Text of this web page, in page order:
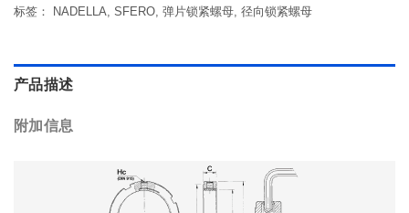
标签： NADELLA SFERO 弹片锁紧螺母 径向锁紧螺母
产品描述
附加信息